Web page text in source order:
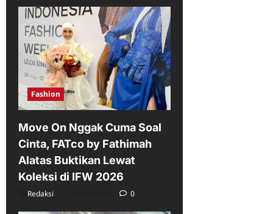
Fashion
Move On Nggak Cuma Soal
Cinta, FATco by Fathimah
Alatas Buktikan Lewat
Koleksi di IFW 2026
Redaksi 0